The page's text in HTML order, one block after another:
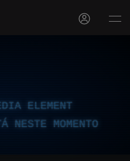
ELEMENT
NESTE MOMENTO